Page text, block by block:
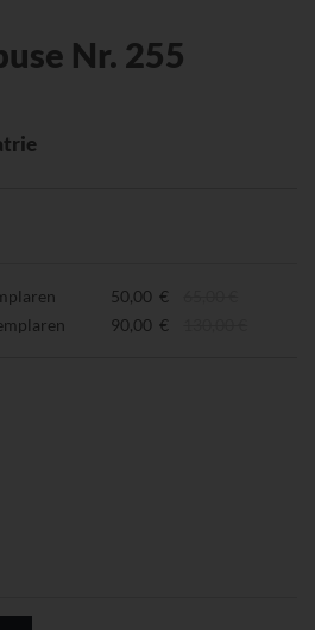
Nr. 255
50,00 €
90,00 €